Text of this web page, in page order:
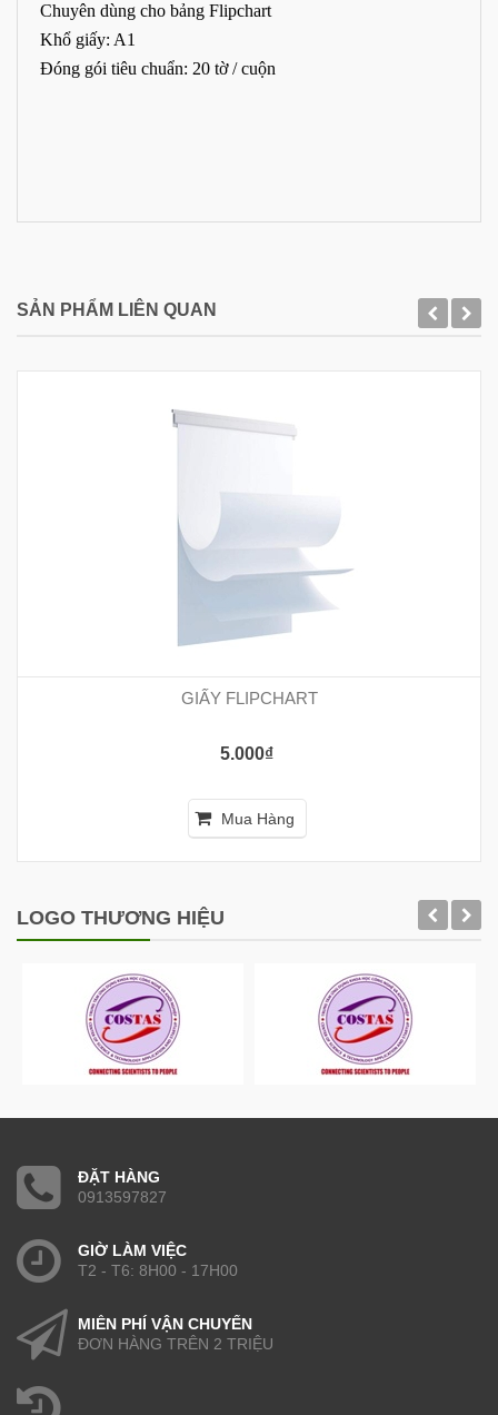
Chuyên dùng cho bảng Flipchart
Khổ giấy: A1
Đóng gói tiêu chuẩn: 20 tờ / cuộn
SẢN PHẨM LIÊN QUAN
GIẤY FLIPCHART
5.000₫
Mua Hàng
LOGO THƯƠNG HIỆU
ĐẶT HÀNG
0913597827
GIỜ LÀM VIỆC
T2 - T6: 8H00 - 17H00
MIỄN PHÍ VẬN CHUYỂN
ĐƠN HÀNG TRÊN 2 TRIỆU